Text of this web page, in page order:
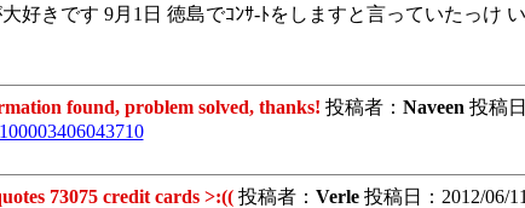
好きです 9月1日 徳島でｺﾝｻ-ﾄをしますと言っていたっけ
found, problem solved, thanks! 投稿者： Naveen 投稿
73075 credit cards >:(( 投稿者： Verle投稿日：2012/06/